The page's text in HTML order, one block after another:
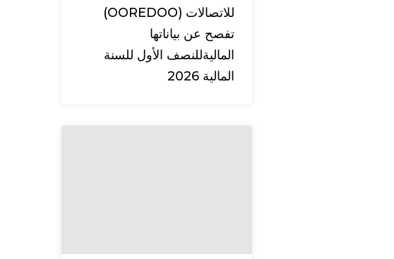
للاتصالات (OOREDOO)
تفصح عن بياناتها
الماليةللنصف الأول للسنة
المالية 2026